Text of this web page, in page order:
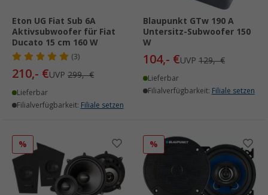
Eton UG Fiat Sub 6A
Aktivsubwoofer für Fiat
Ducato 15 cm 160 W
(3)
210,- €UVP 299,- €
Lieferbar
Filialverfügbarkeit: Filiale setzen
Blaupunkt GTw 190 A
Untersitz-Subwoofer 150
W
104,- €UVP 129,- €
Lieferbar
Filialverfügbarkeit: Filiale setzen
% %